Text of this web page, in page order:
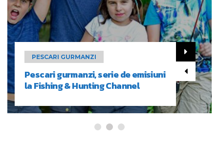
PESCARI GURMANZI
Pescari gurmanzi, serie de emisiuni
la Fishing & Hunting Channel